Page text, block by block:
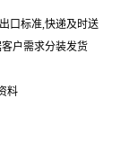
口标准,快递及时送
户需求分装发货
料